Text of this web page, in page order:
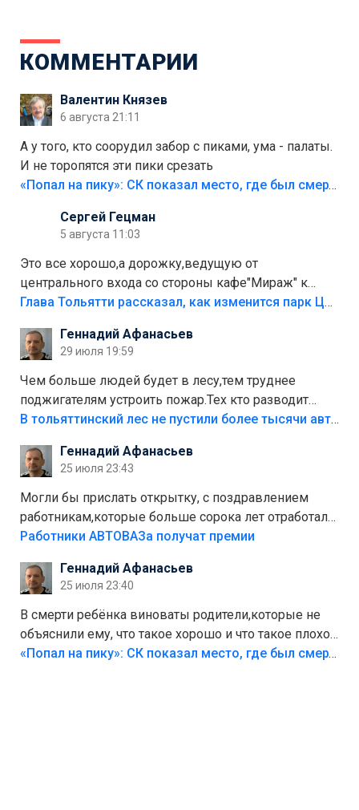
КОММЕНТАРИИ
Валентин Князев
6 августа 21:11
А у того, кто соорудил забор с пиками, ума - палаты.
И не торопятся эти пики срезать
«Попал на пику»: СК показал место, где был смертельно травмирован ребенок в Тольятти
Сергей Гецман
5 августа 11:03
Это все хорошо,а дорожку,ведущую от
центрального входа со стороны кафе"Мираж" к
аттракционам слабо доделать?А то бордюры
лежала в парке и испортилась.Да еще,видимо,часть
украли.
Глава Тольятти рассказал, как изменится парк Центрального района
Геннадий Афанасьев
29 июля 19:59
Чем больше людей будет в лесу,тем труднее
поджигателям устроить пожар.Тех кто разводит
костры,тех надо безбожно штрафовать.Камер полно
Штрафы мизерные.
В тольяттинский лес не пустили более тысячи автомобилей
Геннадий Афанасьев
25 июля 23:43
Могли бы прислать открытку, с поздравлением
работникам,которые больше сорока лет отработали
на предприятии.
Работники АВТОВАЗа получат премии
Геннадий Афанасьев
25 июля 23:40
В смерти ребёнка виноваты родители,которые не
объяснили ему, что такое хорошо и что такое плохо!
Лезть через такой забор,верх безумия,есть же
«Попал на пику»: СК показал место, где был смертельно травмирован ребенок в Тольятти